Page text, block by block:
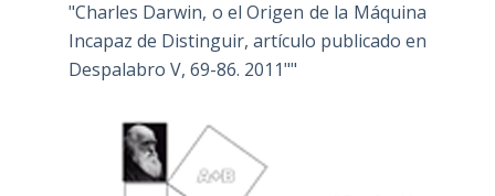
"Charles Darwin, o el Origen de la Máquina
Incapaz de Distinguir, artículo publicado en
Despalabro V, 69-86. 2011""